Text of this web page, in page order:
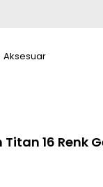
Aksesuar
16 Renk